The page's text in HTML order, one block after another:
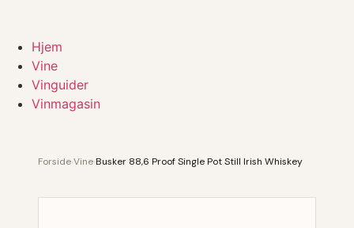
Hjem
Vine
Vinguider
Vinmagasin
ForsideVineBusker 88,6 Proof Single Pot Still Irish Whiskey